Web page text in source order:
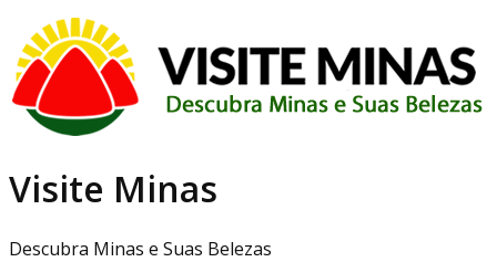
Visite Minas
Descubra Minas e Suas Belezas